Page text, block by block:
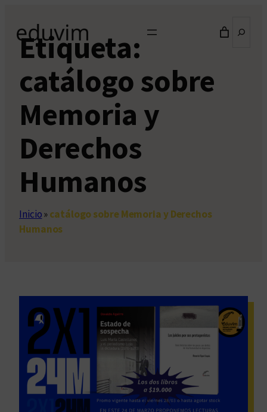
contenido
Etiqueta:
catálogo sobre
Memoria y
Derechos
Humanos
Inicio»catálogo sobre Memoria y Derechos
Humanos